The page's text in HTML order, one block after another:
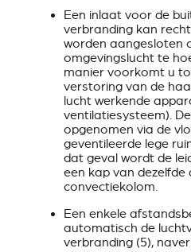
Een inlaat voor de
verbranding kan
worden aangesloten
omgevingslucht te
manier voorkomt u
verstoring van de
lucht werkende
ventilatiesysteem).
opgenomen via de
geventileerde lege
dat geval wordt de
een kap van dezelfde
convectiekolom.
Een enkele
automatisch de
verbranding (5),